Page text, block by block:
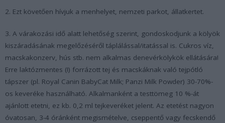
2. Ezt követően hívjuk a menhelyet, nemzeti parkot, állatkertet.
3. A várakozási idő alatt lehetőség szerint, gondoskodjunk a kölyök
kiszáradásának megelőzéséről táplálással/itatással is. Cukros víz,
macskakonzerv, hús stb. nem alkalmas denevérkölykök ellátására!
Erre laktózmentes (!) forrázott tej és macskáknak való tejpótló
tápszer (pl. Royal Canin BabyCat Milk; Panzi Milk Powder) 30-70%-
os keveréke használható. Alkalmanként a testtömeg 10 %-át
ajánlott etetni, ez kb. 0,2 ml tejkeveréket jelent. Az etetést nagyon
óvatosan, 3-4 óránként megismételve, cseppentő vagy fecskendő